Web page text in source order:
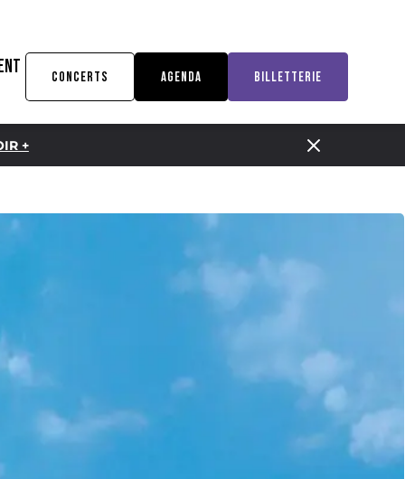
CONCERTS AGENDA BILLETTERIE
+